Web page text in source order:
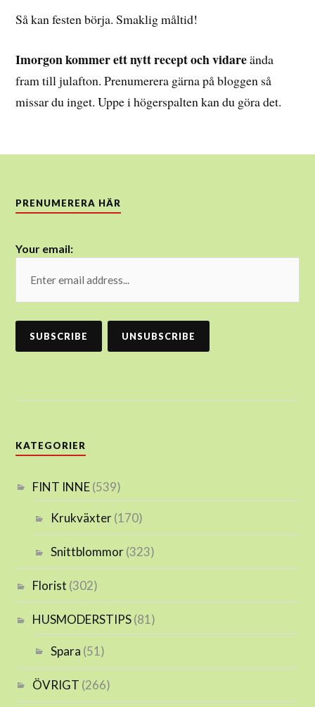
Så kan festen börja. Smaklig måltid!
Imorgon kommer ett nytt recept och vidareända
fram till julafton. Prenumerera gärna på bloggen så
missar du inget. Uppe i högerspalten kan du göra det.
PRENUMERERA HÄR
Your email:
KATEGORIER
FINT INNE(539)
Krukväxter(170)
Snittblommor(323)
Florist (302)
HUSMODERSTIPS(81)
Spara (51)
ÖVRIGT (266)